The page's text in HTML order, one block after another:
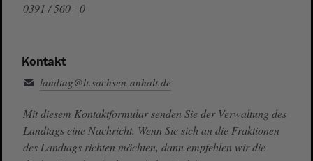
0391 / 560 - 0
Kontakt
landtag@lt.sachsen-anhalt.de
Mit diesem Kontaktformular senden Sie der Verwaltung des
Landtags eine Nachricht. Wenn Sie sich an die Fraktionen
des Landtags richten möchten, dann empfehlen wir die